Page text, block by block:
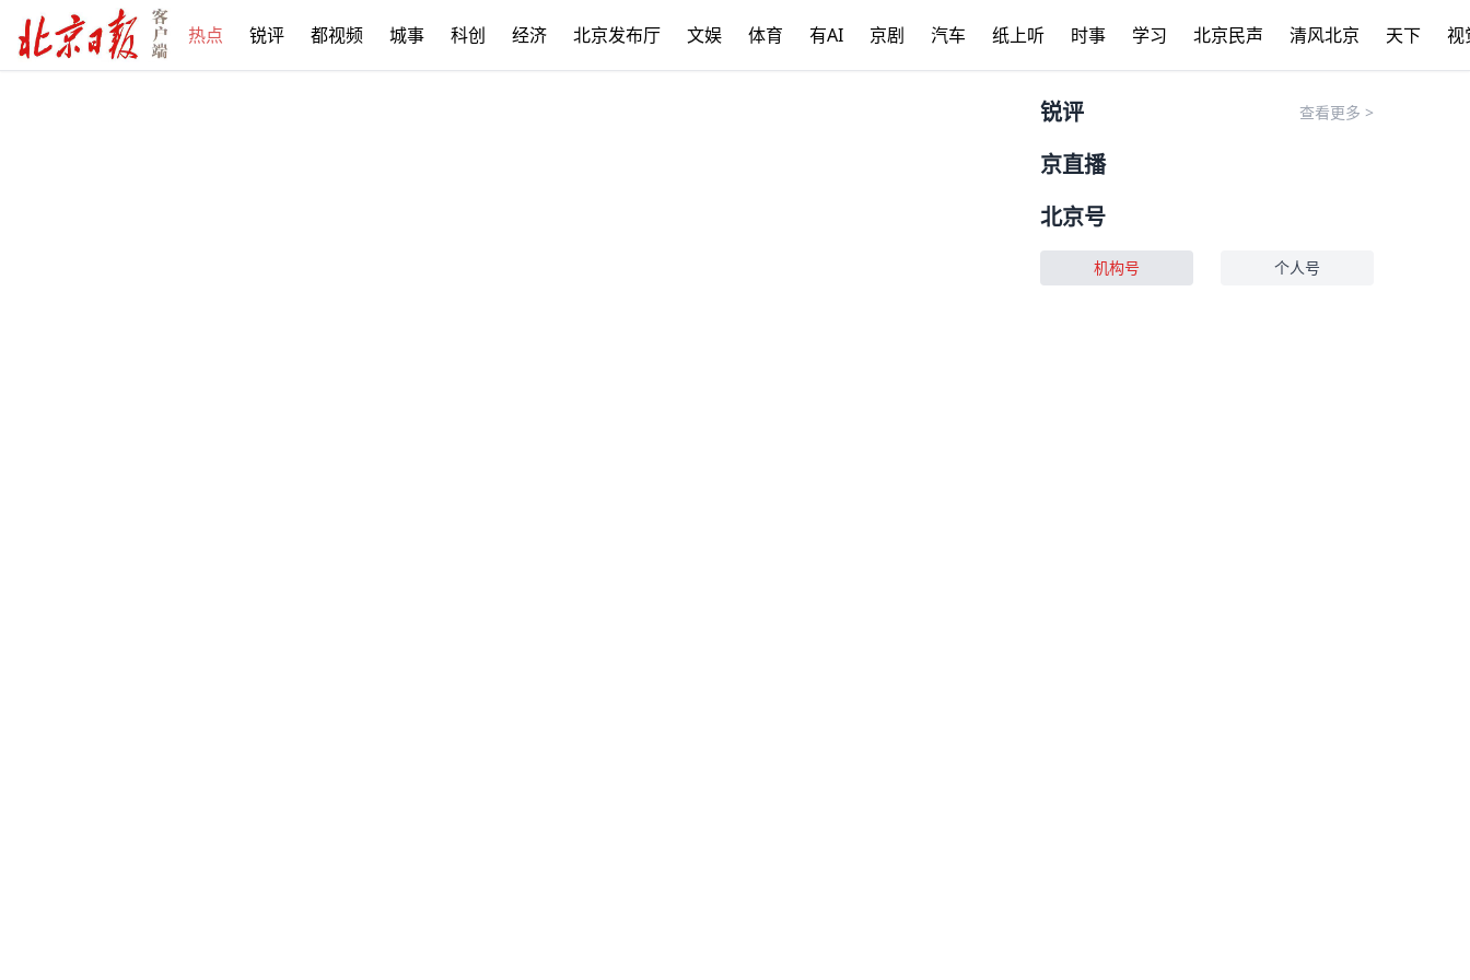
热点 锐评 都视频 城事 科创 经济 北京发布厅 文娱 体育 有AI 京剧 汽车 纸上听 时事 学习 北京民声 清风北京 天下 视
锐评 查看更多 >
京直播
北京号
机构号 个人号